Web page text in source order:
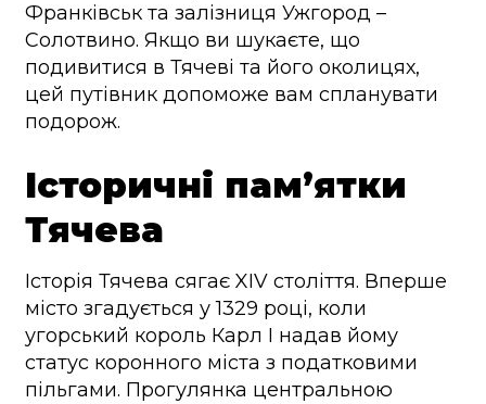
Франківськ та залізниця Ужгород –
Солотвино. Якщо ви шукаєте, що
подивитися в Тячеві та його околицях,
цей путівник допоможе вам спланувати
подорож.
Історичні пам’ятки
Тячева
Історія Тячева сягає XIV століття. Вперше
місто згадується у 1329 році, коли
угорський король Карл I надав йому
статус коронного міста з податковими
пільгами. Прогулянка центральною